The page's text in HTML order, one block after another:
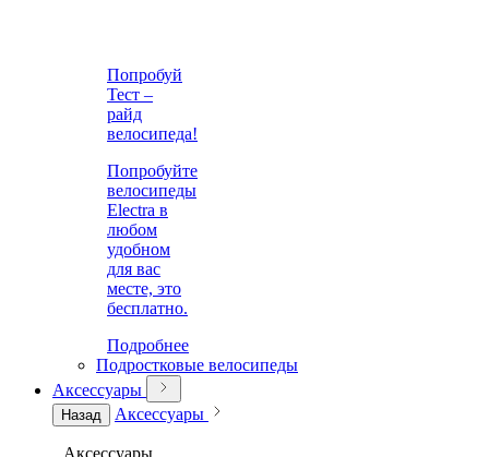
Попробуй
Тест –
райд
велосипеда!
Попробуйте
велосипеды
Electra в
любом
удобном
для вас
месте, это
бесплатно.
Подробнее
Подростковые велосипеды
Аксессуары
Назад Аксессуары
Аксессуары